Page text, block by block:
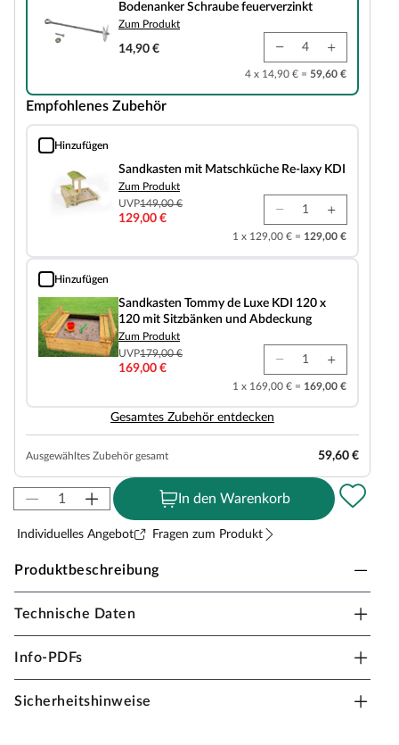
Bodenanker Schraube feuerverzinkt
Zum Produkt
14,90 €
4 x 14,90 € = 59,60 €
Empfohlenes Zubehör
Hinzufügen
Sandkasten mit Matschküche Re-laxy KDI
Sandkasten mit Matschküche Re-laxy KDI
Zum Produkt
UVP149,00 €
129,00 €
1 x 129,00 € = 129,00 €
Hinzufügen
Sandkasten Tommy de Luxe KDI 120 x 120 mit Sitzbänken und Abdeckung
Sandkasten Tommy de Luxe KDI 120 x
120 mit Sitzbänken und Abdeckung
Zum Produkt
UVP179,00 €
169,00 €
1 x 169,00 € = 169,00 €
Gesamtes Zubehör entdecken
Ausgewähltes Zubehör gesamt 59,60 €
In den Warenkorb
Individuelles Angebot Fragen zum Produkt
Produktbeschreibung
Outgarden Doppelschaukel Pretty Double KDI
inkl. Schaukelsitzen
Material: Holz, B x T x H: 240 x 180 x 200 cm
Bei einer Schaukel ist Spaß vorprogrammiert – sie sollte
Technische Daten
Info-PDFs
Sicherheitshinweise